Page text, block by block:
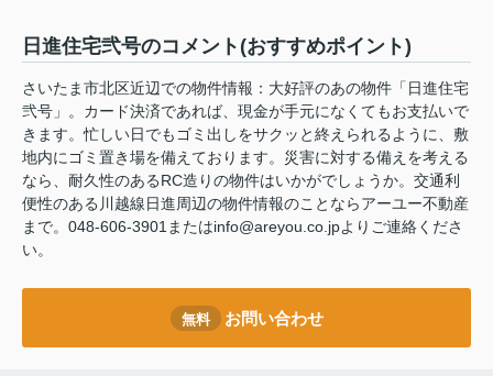
日進住宅弐号のコメント(おすすめポイント)
さいたま市北区近辺での物件情報：大好評のあの物件「日進住宅
弐号」。カード決済であれば、現金が手元になくてもお支払いで
きます。忙しい日でもゴミ出しをサクッと終えられるように、敷
地内にゴミ置き場を備えております。災害に対する備えを考える
なら、耐久性のあるRC造りの物件はいかがでしょうか。交通利
便性のある川越線日進周辺の物件情報のことならアーユー不動産
まで。048-606-3901またはinfo@areyou.co.jpよりご連絡くださ
い。
無料 お問い合わせ